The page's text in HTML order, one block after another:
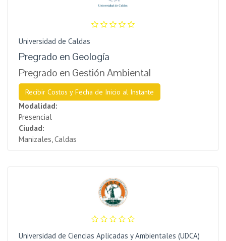
Universidad de Caldas
Pregrado en Geologí­a
Pregrado en Gestión Ambiental
Recibir Costos y Fecha de Inicio al Instante
Modalidad:
Presencial
Ciudad:
Manizales, Caldas
Universidad de Ciencias Aplicadas y Ambientales (UDCA)